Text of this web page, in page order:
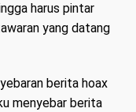
harus pintar
yang datang
berita hoax
menyebar berita